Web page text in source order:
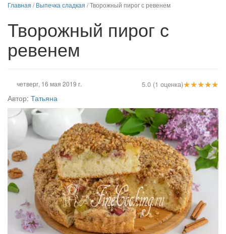
Главная /Выпечка сладкая /Творожный пирог с ревенем
Творожный пирог с
ревенем
★★★★★
5.0 (1 оценка)
четверг, 16 мая 2019 г.
Автор: Татьяна